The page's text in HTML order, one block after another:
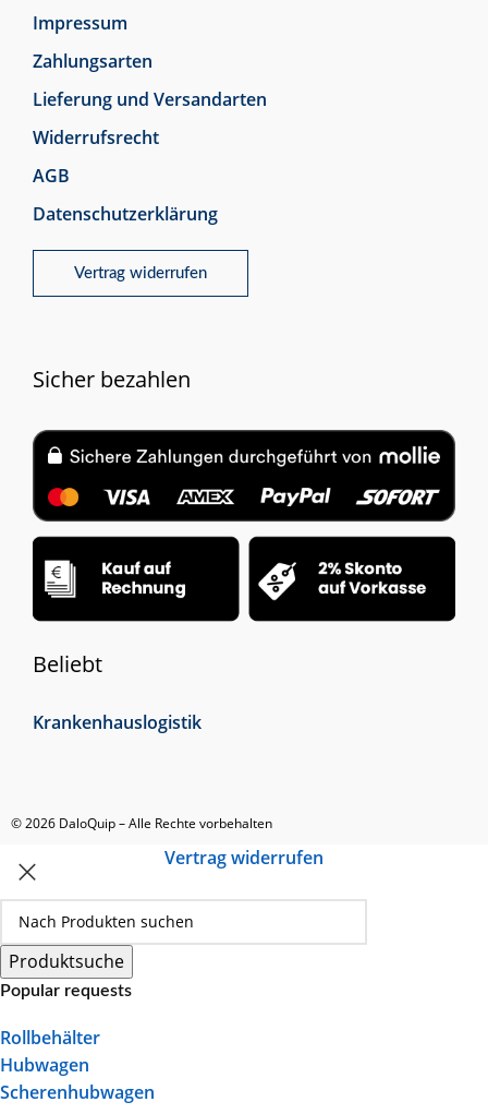
Impressum
Zahlungsarten
Lieferung und Versandarten
Widerrufsrecht
AGB
Datenschutzerklärung
Vertrag widerrufen
Sicher bezahlen
Beliebt
Krankenhauslogistik
© 2026 DaloQuip – Alle Rechte vorbehalten
Produktsuche
Popular requests
Rollbehälter
Hubwagen
Scherenhubwagen
Vertrag widerrufen